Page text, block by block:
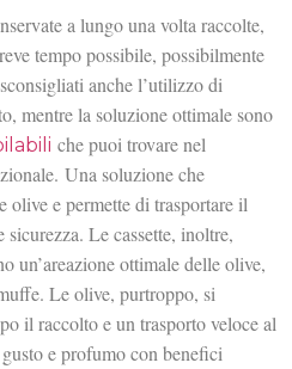
a lungo una volta raccolte,
tempo possibile, possibilmente
anche l’utilizzo di
mentre la soluzione ottimale sono
che puoi trovare nel
Una soluzione che
olive e permette di trasportare il
Le cassette, inoltre,
un’areazione ottimale delle olive,
Le olive, purtroppo, si
il raccolto e un trasporto veloce al
e profumo con benefici